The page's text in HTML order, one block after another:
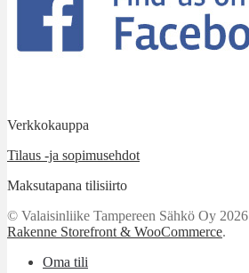
Verkkokauppa
Tilaus -ja sopimusehdot
Maksutapana tilisiirto
© Valaisinliike Tampereen Sähkö Oy 2026
Rakenne Storefront & WooCommerce.
Oma tili